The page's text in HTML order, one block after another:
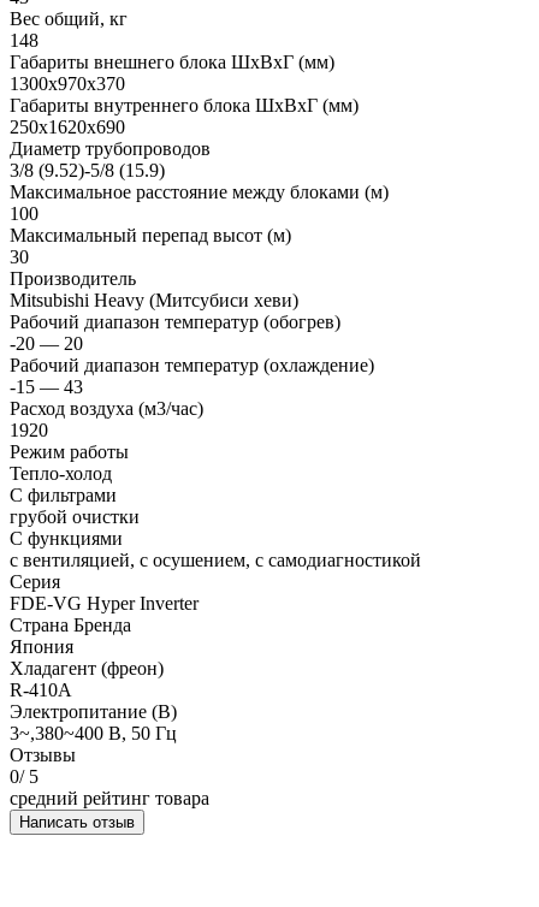
Вес общий, кг
148
Габариты внешнего блока ШхВхГ (мм)
1300x970x370
Габариты внутреннего блока ШхВхГ (мм)
250x1620x690
Диаметр трубопроводов
3/8 (9.52)-5/8 (15.9)
Максимальное расстояние между блоками (м)
100
Максимальный перепад высот (м)
30
Производитель
Mitsubishi Heavy (Митсубиси хеви)
Рабочий диапазон температур (обогрев)
-20 — 20
Рабочий диапазон температур (охлаждение)
-15 — 43
Расход воздуха (м3/час)
1920
Режим работы
Тепло-холод
С фильтрами
грубой очистки
С функциями
с вентиляцией, с осушением, с самодиагностикой
Серия
FDE-VG Hyper Inverter
Страна Бренда
Япония
Хладагент (фреон)
R-410A
Электропитание (В)
3~,380~400 В, 50 Гц
Отзывы
0/ 5
средний рейтинг товара
Написать отзыв